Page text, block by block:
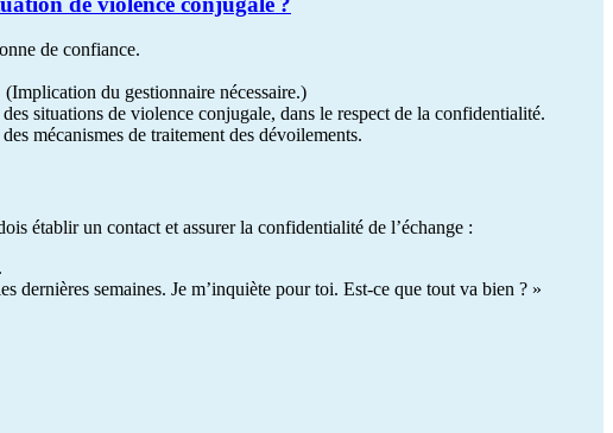
de confiance.
(Implication du gestionnaire nécessaire.)
situations de violence conjugale, dans le respect de la confidentialité.
mécanismes de traitement des dévoilements.
établir un contact et assurer la confidentialité de l’échange :
dernières semaines. Je m’inquiète pour toi. Est-ce que tout va bien ? »